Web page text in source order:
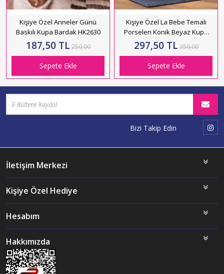
Kişiye Özel Anneler Günü
Baskılı Kupa Bardak HK2630
187,50 TL 250,00
Sepete Ekle
Kişiye Özel La Bebe Temalı
Porselen Konik Beyaz Kupa
HK2730
297,50 TL 350,00
Sepete Ekle
Bizi Takip Edin
İletişim Merkezi
Kişiye Özel Hediye
Hesabım
Hakkımızda